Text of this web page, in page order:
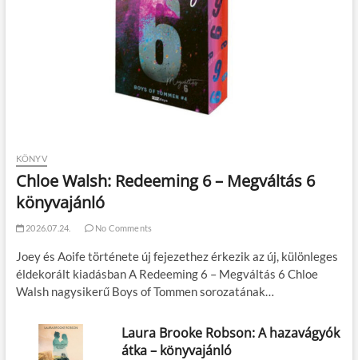
KÖNYV
Chloe Walsh: Redeeming 6 – Megváltás 6
könyvajánló
2026.07.24. No Comments
Joey és Aoife története új fejezethez érkezik az új, különleges
éldekorált kiadásban A Redeeming 6 – Megváltás 6 Chloe
Walsh nagysikerű Boys of Tommen sorozatának…
Laura Brooke Robson: A hazavágyók
átka – könyvajánló